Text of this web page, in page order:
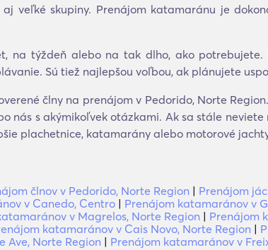
veľké skupiny. Prenájom katamaránu je
na týždeň alebo na tak dlho, ako
Sú tiež najlepšou voľbou, ak plánujete
člny na prenájom v Pedorido, Norte
s akýmikoľvek otázkami. Ak sa stále
plachetnice, katamarány alebo motorové
člnov v Pedorido, Norte Region | Prenájom
v Canedo, Centro | Prenájom katamaránov v
v Magrelos, Norte Region | Prenájom
katamaránov v Cais Novo, Norte Region |
Ave, Norte Region | Prenájom katamaránov v